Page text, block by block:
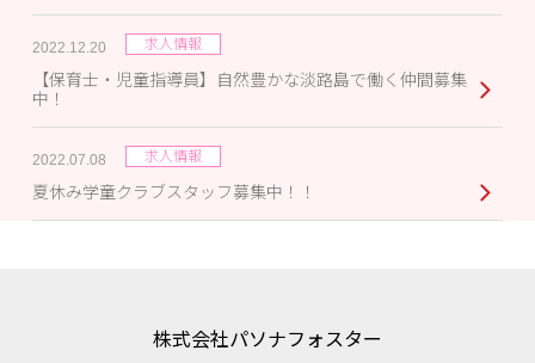
2022.12.20 求人情報
【保育士・児童指導員】自然豊かな淡路島で働く仲間募集
中！
2022.07.08 求人情報
夏休み学童クラブスタッフ募集中！！
株式会社パソナフォスター